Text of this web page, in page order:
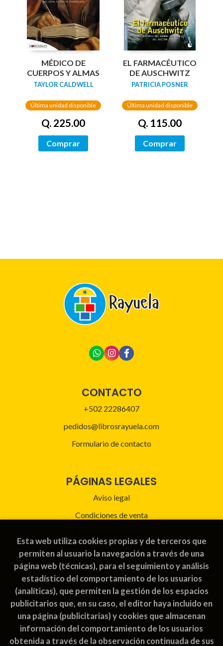
MÉDICO DE
CUERPOS Y ALMAS
TAYLOR CALDWELL
Última unidad disponible
Q. 225.00
Comprar
EL FARMACÉUTICO
DE AUSCHWITZ
PATRICIA POSNER
Última unidad disponible
Q. 115.00
Comprar
CONTACTO
+502 22286407
pedidos@librosrayuela.com
Formulario de contacto
PÁGINAS LEGALES
Aviso legal
Condiciones de venta
Política de Cookies
ATENCIÓN AL CLIENTE
Quiénes somos
Pedidos especiales
Esta web utiliza cookies propias y de terceros que
permiten al usuario la navegación a través de una
página web (técnicas), para el seguimiento y análisis
estadístico del comportamiento de los usuarios
(analíticas), que permiten la gestión de los espacios
publicitarios que, en su caso, el editor haya incluido en
una página (publicitarias) y cookies que almacenan
información del comportamiento de los usuarios
obtenida a través de la observación continuada de sus